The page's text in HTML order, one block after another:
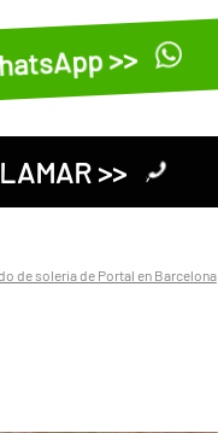
>>
>>
de soleria de Portal en Barcelona